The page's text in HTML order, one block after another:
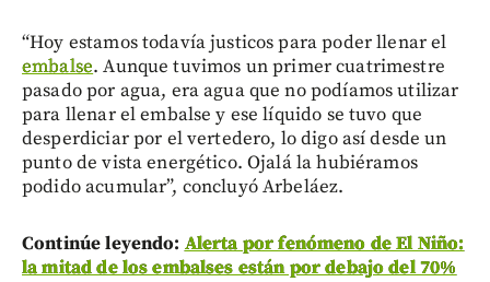
“Hoy estamos todavía justicos para poder llenar el
embalse. Aunque tuvimos un primer cuatrimestre
pasado por agua, era agua que no podíamos utilizar
para llenar el embalse y ese líquido se tuvo que
desperdiciar por el vertedero, lo digo así desde un
punto de vista energético. Ojalá la hubiéramos
podido acumular”, concluyó Arbeláez.
Continúe leyendo: Alerta por fenómeno de El Niño:
la mitad de los embalses están por debajo del 70%